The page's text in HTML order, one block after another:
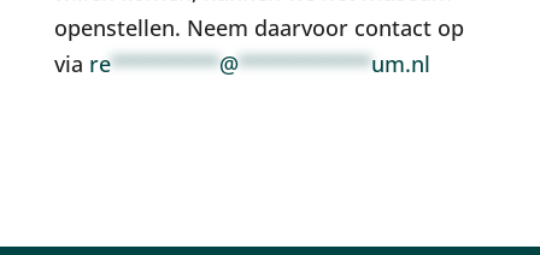
openstellen. Neem daarvoor contact op
via re*********@***********um.nl